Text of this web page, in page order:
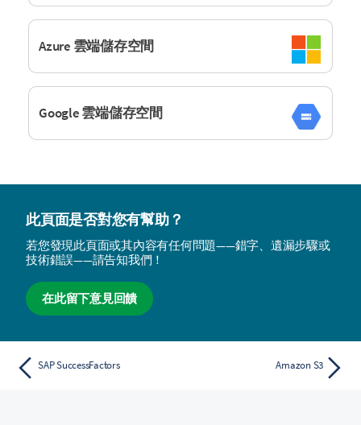
Azure 雲端儲存空間
Google 雲端儲存空間
此頁面是否對您有幫助？
若您發現此頁面或其內容有任何問題——錯字、遺漏步驟或
技術錯誤——請告知我們！
在此留下意見回饋
SAP SuccessFactors Amazon S3